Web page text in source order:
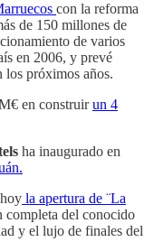
con la reforma
de 150 millones de
de varios
en 2006, y prevé
los próximos años.
en construirun 4
ha inaugurado en
la apertura de ¨La
completa del conocido
y el lujo de finales del